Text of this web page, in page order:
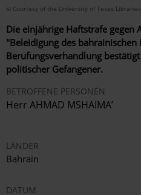
© Courtesy of the University of Texas Libraries
Die einjährige Haftstrafe gegen
"Beleidigung des bahrainischen
Berufungsverhandlung
politischer Gefangener.
BETROFFENE PERSONEN
Herr AHMAD MSHAIMA’
LÄNDER
Bahrain
DATUM